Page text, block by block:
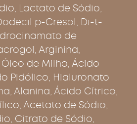
Lactato de Sódio,
p-Cresol, Di-t-
de
Arginina,
de Milho, Ácido
Pidólico, Hialuronato
Alanina, Ácido Cítrico,
Acetato de Sódio,
Citrato de Sódio,